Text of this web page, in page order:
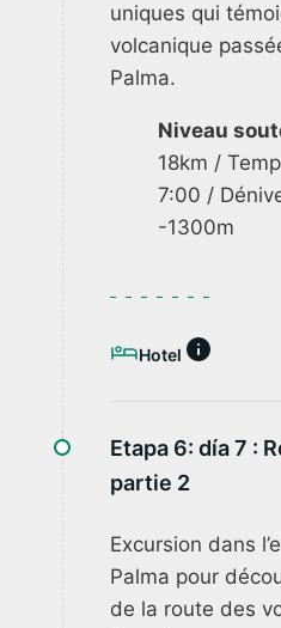
uniques qui
volcanique
Palma.
Niveau
18km /
7:00 /
-1300m
Hotel
Etapa 6: día 7 :
partie 2
Excursion dans
Palma pour
de la route des